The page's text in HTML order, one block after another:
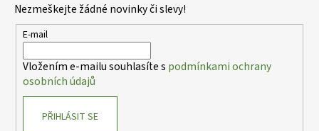
a
c
r
Nezmeškejte žádné novinky či slevy!
E-mail
Vložením e-mailu souhlasíte s podmínkami ochrany
osobních údajů
PŘIHLÁSIT SE